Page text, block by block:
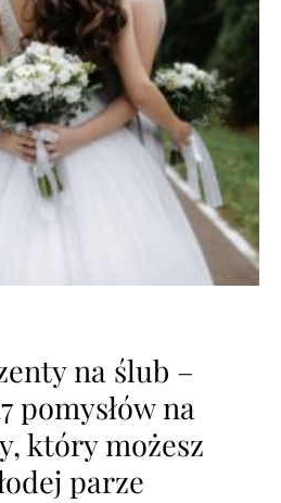
na ślub –
pomysłów na
który możesz
parze